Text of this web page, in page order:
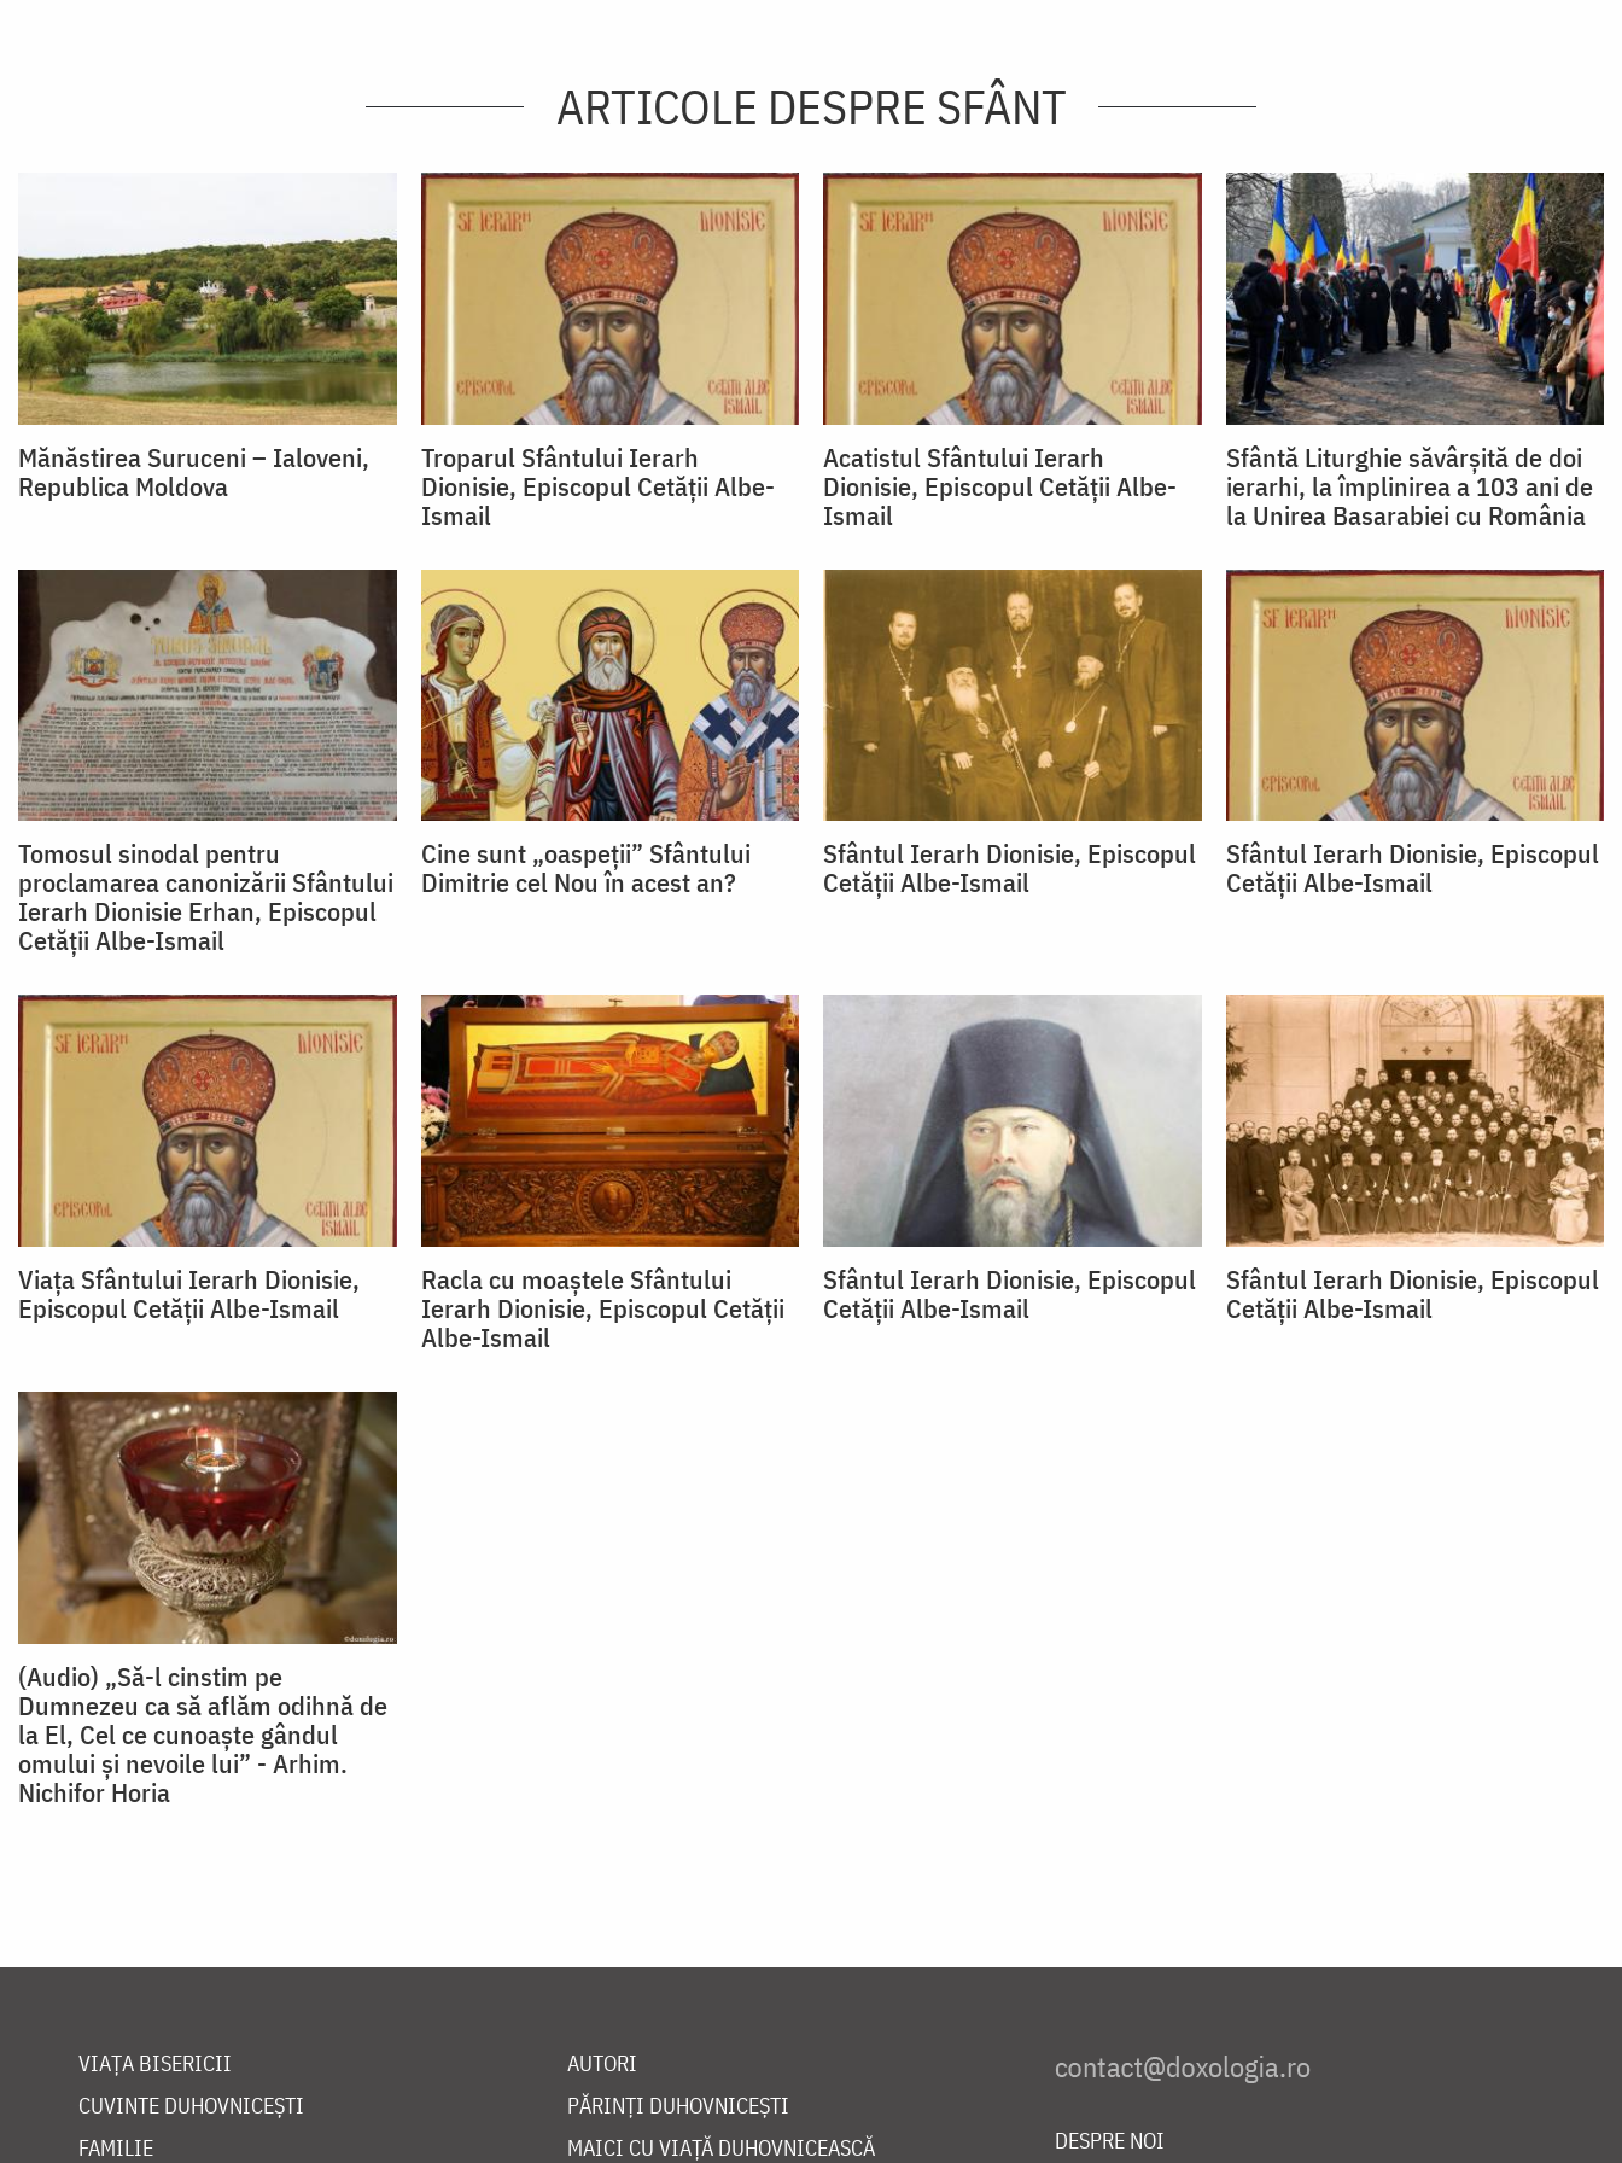
ARTICOLE DESPRE SFÂNT
Mănăstirea Suruceni – Ialoveni,
Republica Moldova
Troparul Sfântului Ierarh
Dionisie, Episcopul Cetății Albe-
Ismail
Acatistul Sfântului Ierarh
Dionisie, Episcopul Cetății Albe-
Ismail
Sfântă Liturghie săvârșită de doi
ierarhi, la împlinirea a 103 ani de
la Unirea Basarabiei cu România
Tomosul sinodal pentru
proclamarea canonizării Sfântului
Ierarh Dionisie Erhan, Episcopul
Cetăţii Albe-Ismail
Cine sunt „oaspeții” Sfântului
Dimitrie cel Nou în acest an?
Sfântul Ierarh Dionisie, Episcopul
Cetății Albe-Ismail
Sfântul Ierarh Dionisie, Episcopul
Cetății Albe-Ismail
Viața Sfântului Ierarh Dionisie,
Episcopul Cetății Albe-Ismail
Racla cu moaștele Sfântului
Ierarh Dionisie, Episcopul Cetății
Albe-Ismail
Sfântul Ierarh Dionisie, Episcopul
Cetății Albe-Ismail
Sfântul Ierarh Dionisie, Episcopul
Cetății Albe-Ismail
(Audio) „Să-l cinstim pe
Dumnezeu ca să aflăm odihnă de
la El, Cel ce cunoaște gândul
omului și nevoile lui” - Arhim.
Nichifor Horia
VIAȚA BISERICII
CUVINTE DUHOVNICEȘTI
FAMILIE
AUTORI
PĂRINȚI DUHOVNICEȘTI
MAICI CU VIAȚĂ DUHOVNICEASCĂ
DESPRE NOI